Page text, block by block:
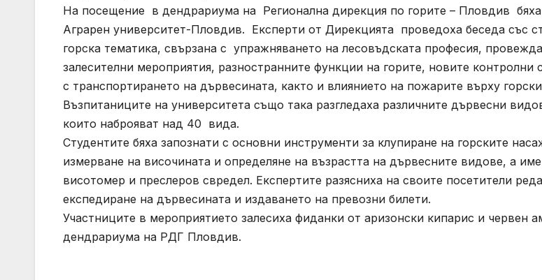
На посещение в дендрариума на Регионална дирекция по горите – Пловдив бяха
Аграрен университет-Пловдив. Експерти от Дирекцията проведоха беседа със
горска тематика, свързана с упражняването на лесовъдската професия,
залесителни мероприятия, разностранните функции на горите, новите контролни
с транспортирането на дървесината, както и влиянието на пожарите върху
Възпитаниците на университета също така разгледаха различните дървесни
които наброяват над 40 вида.
Студентите бяха запознати с основни инструменти за клупиране на горските
измерване на височината и определяне на възрастта на дървесните видове, а
висотомер и преслеров свредел. Експертите разясниха на своите посетители
експедиране на дървесината и издаването на превозни билети.
Участниците в мероприятието залесиха фиданки от аризонски кипарис и червен
дендрариума на РДГ Пловдив.